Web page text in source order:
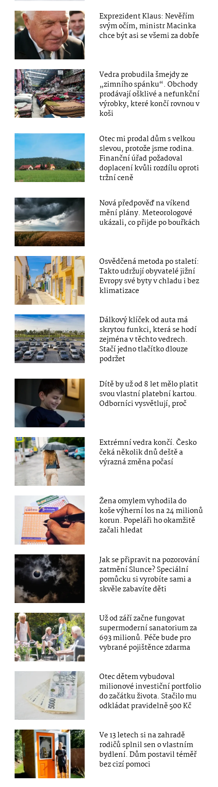
Exprezident Klaus: Nevěřím
svým očím, ministr Macinka
chce být asi se všemi za dobře
Vedra probudila šmejdy ze
„zimního spánku“. Obchody
prodávají ošklivé a nefunkční
výrobky, které končí rovnou v
koši
Otec mi prodal dům s velkou
slevou, protože jsme rodina.
Finanční úřad požadoval
doplacení kvůli rozdílu oproti
tržní ceně
Nová předpověď na víkend
mění plány. Meteorologové
ukázali, co přijde po bouřkách
Osvědčená metoda po staletí:
Takto udržují obyvatelé jižní
Evropy své byty v chladu i bez
klimatizace
Dálkový klíček od auta má
skrytou funkci, která se hodí
zejména v těchto vedrech.
Stačí jedno tlačítko dlouze
podržet
Dítě by už od 8 let mělo platit
svou vlastní platební kartou.
Odborníci vysvětlují, proč
Extrémní vedra končí. Česko
čeká několik dnů deště a
výrazná změna počasí
Žena omylem vyhodila do
koše výherní los na 24 milionů
korun. Popeláři ho okamžitě
začali hledat
Jak se připravit na pozorování
zatmění Slunce? Speciální
pomůcku si vyrobíte sami a
skvěle zabavíte děti
Už od září začne fungovat
supermoderní sanatorium za
693 milionů. Péče bude pro
vybrané pojištěnce zdarma
Otec dětem vybudoval
milionové investiční portfolio
do začátku života. Stačilo mu
odkládat pravidelně 500 Kč
Ve 13 letech si na zahradě
rodičů splnil sen o vlastním
bydlení. Dům postavil téměř
bez cizí pomoci